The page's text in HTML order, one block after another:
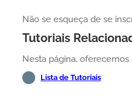
Não se esqueça de se
Tutoriais
Nesta página, oferecemos
Lista de Tutoriais